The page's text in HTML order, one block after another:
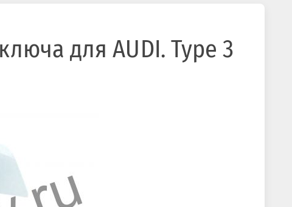
для AUDI. Type 3